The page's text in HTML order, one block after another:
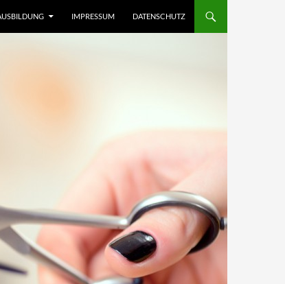
IMPRESSUM DATENSCHUTZ